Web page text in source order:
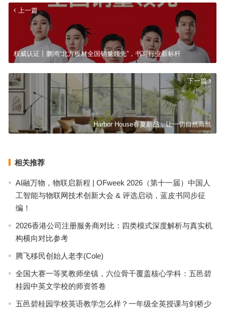
上一篇
权威认证丨鹏鸿“北方板材全国销量领先”，书写行业新标杆
下一篇
Harbor House春夏新品，让一切自然而然
相关推荐
AI融万物，物联启新程 | OFweek 2026（第十一届）中国人
工智能与物联网技术创新大会 & 评选启动，蓝皮书同步征
编！
2026香港公司注册服务商对比：四类模式深度解析与真实机
构横向对比参考
腾飞移民创始人老李(Cole)
全国大赛一等奖教师坐镇，六位骨干覆盖核心学科：五邑碧
桂园中英文学校的师资答卷
五邑碧桂园学校英语教学怎么样？一年级全英授课与剑桥少